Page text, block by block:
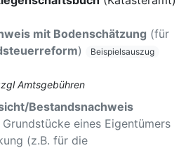
mit Bodenschätzung (für
) Beispielsauszug
Amtsgebühren
Bestandsnachweis
Grundstücke eines Eigentümers
(z.B. für die